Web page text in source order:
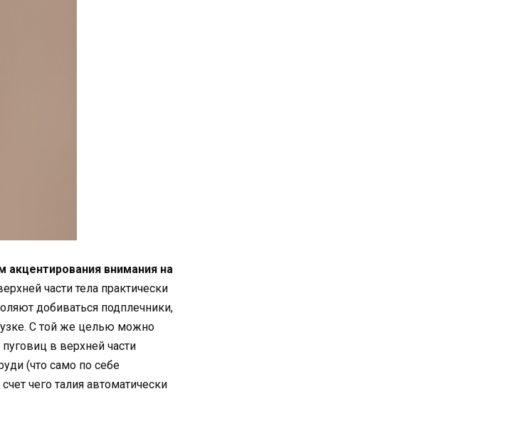
внимания на
части тела практически
добиваться подплечники,
С той же целью можно
в верхней части
(что само по себе
чего талия автоматически